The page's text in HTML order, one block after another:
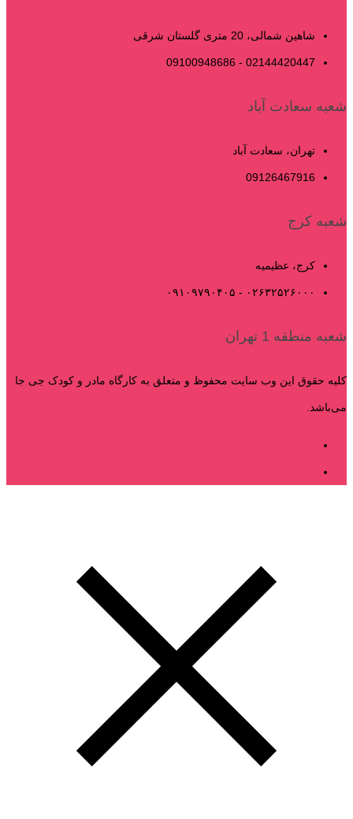
شاهین شمالی، 20 متری گلستان شرقی
02144420447 - 09100948686
شعبه سعادت آباد
تهران، سعادت آباد
09126467916
شعبه کرج
کرج، عظیمیه
۰۲۶۳۲۵۲۶۰۰۰ - ۰۹۱۰۹۷۹۰۴۰۵
شعبه منطقه 1 تهران
کلیه حقوق این وب سایت محفوظ و متعلق به کارگاه مادر و کودک جی جا
می‌باشد.